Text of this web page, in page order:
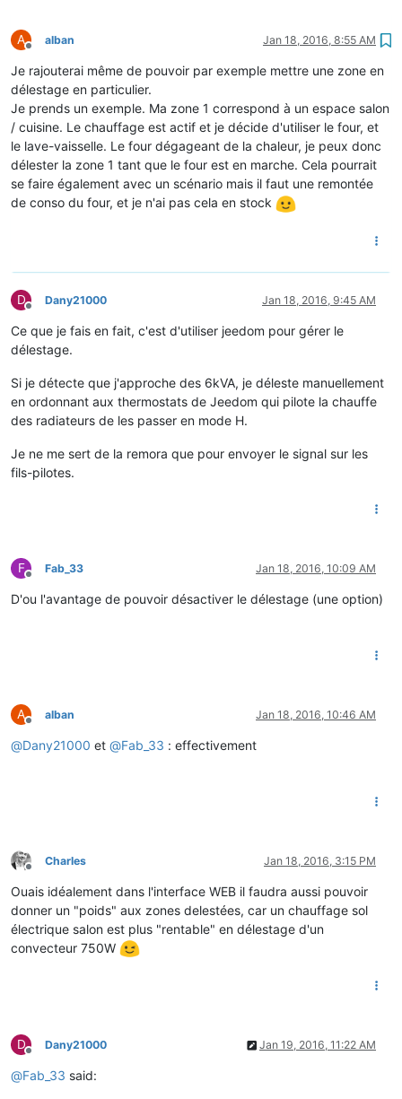
A
Offline
alban Jan 18, 2016, 8:55 AM
Je rajouterai même de pouvoir par exemple mettre une zone en
délestage en particulier.
Je prends un exemple. Ma zone 1 correspond à un espace salon
/ cuisine. Le chauffage est actif et je décide d'utiliser le four, et
le lave-vaisselle. Le four dégageant de la chaleur, je peux donc
délester la zone 1 tant que le four est en marche. Cela pourrait
se faire également avec un scénario mais il faut une remontée
de conso du four, et je n'ai pas cela en stock
D
Offline
Dany21000 Jan 18, 2016, 9:45 AM
Ce que je fais en fait, c'est d'utiliser jeedom pour gérer le
délestage.
Si je détecte que j'approche des 6kVA, je déleste manuellement
en ordonnant aux thermostats de Jeedom qui pilote la chauffe
des radiateurs de les passer en mode H.
Je ne me sert de la remora que pour envoyer le signal sur les
fils-pilotes.
F
Offline
Fab_33 Jan 18, 2016, 10:09 AM
D'ou l'avantage de pouvoir désactiver le délestage (une option)
A
Offline
alban Jan 18, 2016, 10:46 AM
@Dany21000 et @Fab_33 : effectivement
Offline
Charles Jan 18, 2016, 3:15 PM
Ouais idéalement dans l'interface WEB il faudra aussi pouvoir
donner un "poids" aux zones delestées, car un chauffage sol
électrique salon est plus "rentable" en délestage d'un
convecteur 750W
D
Offline
Dany21000 Jan 19, 2016, 11:22 AM
@Fab_33 said: